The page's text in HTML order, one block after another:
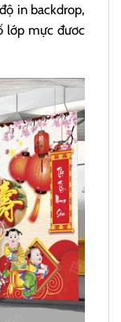
in backdrop,
lớp mực đươc